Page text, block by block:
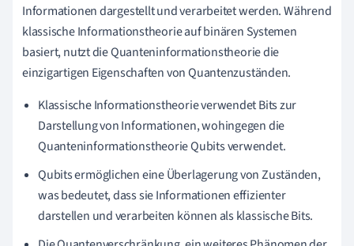
Informationen dargestellt und verarbeitet werden. Während
klassische Informationstheorie auf binären Systemen
basiert, nutzt die Quanteninformationstheorie die
einzigartigen Eigenschaften von Quantenzuständen.
Klassische Informationstheorie verwendet Bits zur
Darstellung von Informationen, wohingegen die
Quanteninformationstheorie Qubits verwendet.
Qubits ermöglichen eine Überlagerung von Zuständen,
was bedeutet, dass sie Informationen effizienter
darstellen und verarbeiten können als klassische Bits.